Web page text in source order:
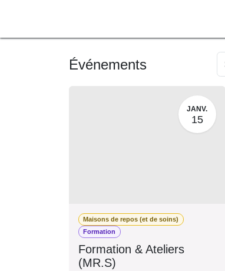
Événements
JANV.
15
Maisons de repos (et de soins)
Formation
Formation & Ateliers
(MR.S)